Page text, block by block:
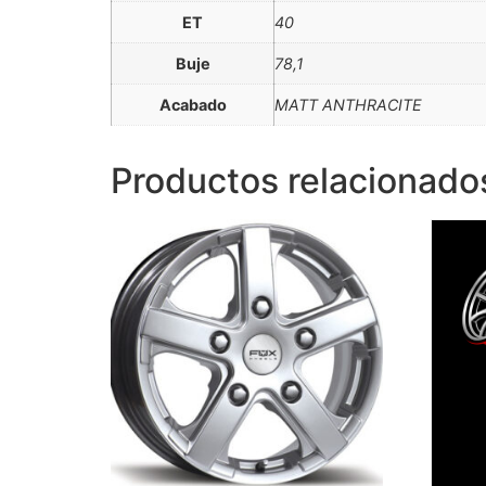
ET 40
Buje 78,1
Acabado MATT ANTHRACITE
Productos